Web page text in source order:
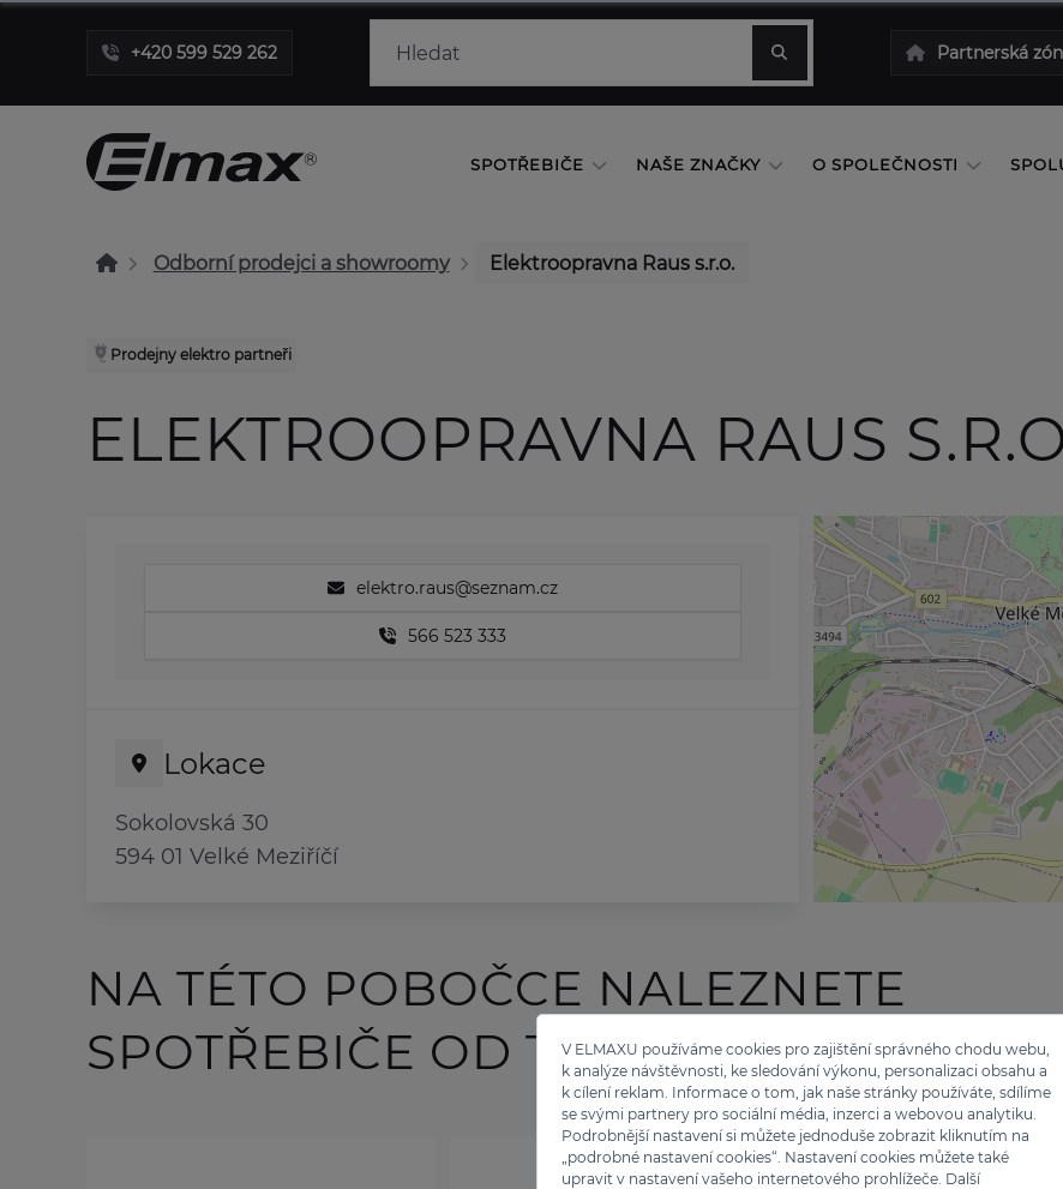
V ELMAXU používáme cookies pro zajištění správného chodu webu,
k analýze návštěvnosti, ke sledování výkonu, personalizaci obsahu a
k cílení reklam. Informace o tom, jak naše stránky používáte, sdílíme
se svými partnery pro sociální média, inzerci a webovou analytiku.
Podrobnější nastavení si můžete jednoduše zobrazit kliknutím na
„podrobné nastavení cookies“. Nastavení cookies můžete také
upravit v nastavení vašeho internetového prohlížeče. Další
+420 599 529 262 Partnerská
SPOTŘEBIČE NAŠE ZNAČKY O SPOLEČNOSTI
Odborní prodejci a showroomy Elektroopravna Raus s.r.o.
Prodejny elektro partneři
ELEKTROOPRAVNA RAUS
elektro.raus@seznam.cz
566 523 333
Lokace
Sokolovská 30
594 01 Velké Meziříčí
NA TÉTO POBOČCE NALEZNETE
SPOTŘEBIČE OD TĚCHTO ZNAČEK